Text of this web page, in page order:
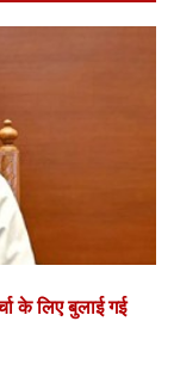
के लिए बुलाई गई